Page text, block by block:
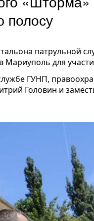
полосу
патрульной
Мариуполь для
ГУНП,
Головин и